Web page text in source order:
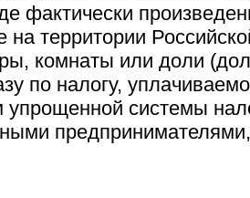
фактически
на территории
комнаты или доли
по налогу,
упрощенной системы